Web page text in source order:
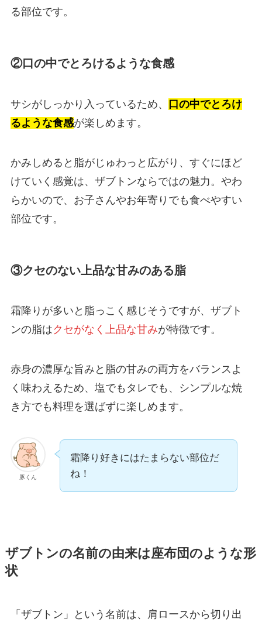
る部位です。
②口の中でとろけるような食感
サシがしっかり入っているため、
口の中でとろけ
るような食感が楽しめます。
かみしめると脂がじゅわっと広がり、すぐにほど
けていく感覚は、ザブトンならではの魅力。やわ
らかいので、お子さんやお年寄りでも食べやすい
部位です。
③クセのない上品な甘みのある脂
霜降りが多いと脂っこく感じそうですが、ザブト
ンの脂はクセがなく上品な甘みが特徴です。
赤身の濃厚な旨みと脂の甘みの両方をバランスよ
く味わえるため、塩でもタレでも、シンプルな焼
き方でも料理を選ばずに楽しめます。
豚くん
霜降り好きにはたまらない部位だ
ね！
ザブトンの名前の由来は座布団のような形
状
「ザブトン」という名前は、肩ロースから切り出